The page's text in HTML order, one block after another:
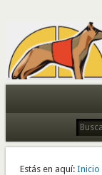
Todo sobre perros de
Estás en aquí: Inicio